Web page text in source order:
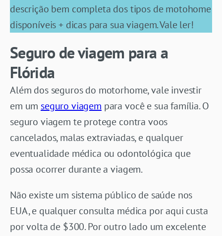
descrição bem completa dos tipos de motohome
disponíveis + dicas para sua viagem. Vale ler!
Seguro de viagem para a
Flórida
Além dos seguros do motorhome, vale investir
em um seguro viagem para você e sua família. O
seguro viagem te protege contra voos
cancelados, malas extraviadas, e qualquer
eventualidade médica ou odontológica que
possa ocorrer durante a viagem.
Não existe um sistema público de saúde nos
EUA, e qualquer consulta médica por aqui custa
por volta de $300. Por outro lado um excelente